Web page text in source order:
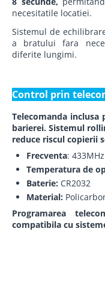
necesitatile locatiei.
Sistemul de
a bratului fara
diferite lungimi.
Control prin
Telecomanda
barierei. Sistemul
reduce riscul copierii
Frecventa: 433MHz
Temperatura de
Baterie: CR2032
Material:
Programarea
compatibila cu